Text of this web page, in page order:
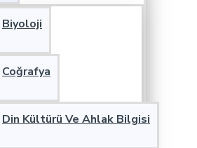
Biyoloji
Coğrafya
Din Kültürü Ve Ahlak Bilgisi